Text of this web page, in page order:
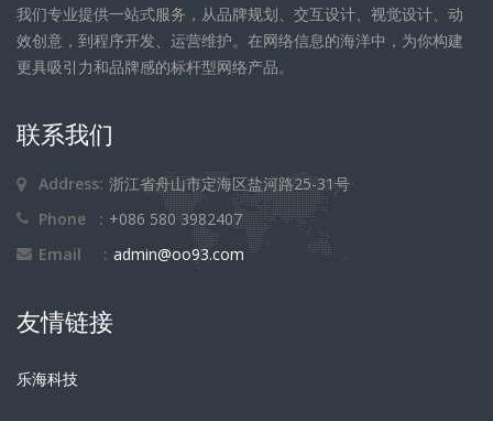
我们专业提供一站式服务，从品牌规划、交互设计、视觉设计、动
效创意，到程序开发、运营维护。在网络信息的海洋中，为你构建
更具吸引力和品牌感的标杆型网络产品。
联系我们
Address: 浙江省舟山市定海区盐河路25-31号
Phone : +086 580 3982407
Email : admin@oo93.com
友情链接
乐海科技